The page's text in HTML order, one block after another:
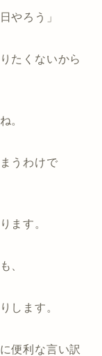
やろう」
たくないから
。
うわけで
ます。
、
します。
便利な言い訳